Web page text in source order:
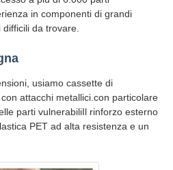
in componenti di grandi
da trovare.
usiamo cassette di
attacchi metallici.con particolare
parti vulnerabiliIl rinforzo esterno
PET ad alta resistenza e un